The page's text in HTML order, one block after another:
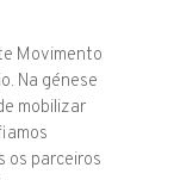
Movimento
Na génese
mobilizar
os parceiros